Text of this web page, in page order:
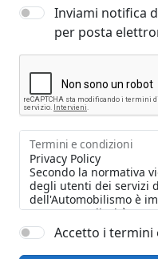
Inviami notifica
per posta
Termini e condizioni
Accetto i termini